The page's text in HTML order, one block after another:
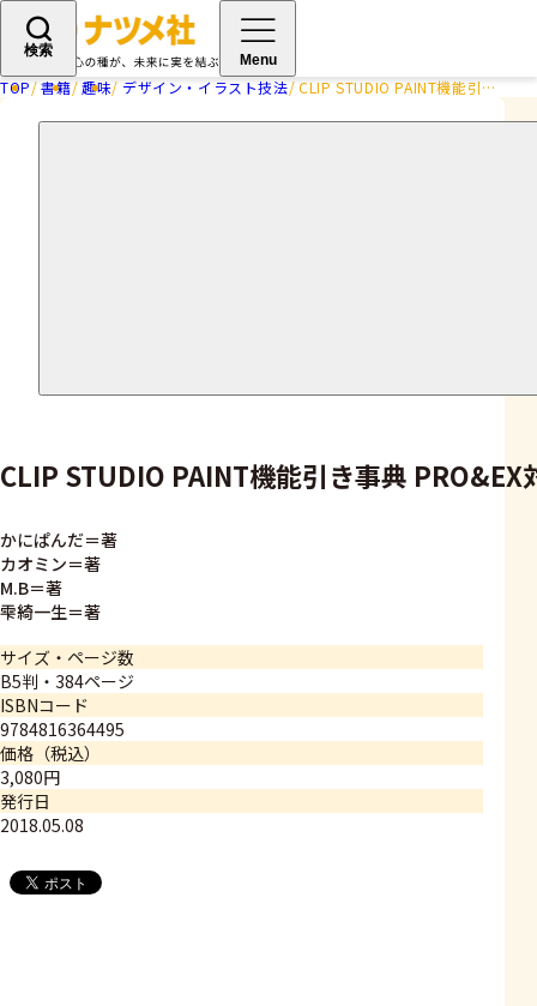
検索
Menu
TOP 書籍 趣味 デザイン・イラスト技法 CLIP STUDIO PAINT機能引き事典 PRO&EX対応
CLIP STUDIO PAINT機能引き事典 PRO&EX
かにぱんだ＝著
カオミン＝著
M.B＝著
雫綺一生＝著
サイズ・ページ数
B5判・384ページ
ISBNコード
9784816364495
価格（税込）
3,080円
発行日
2018.05.08